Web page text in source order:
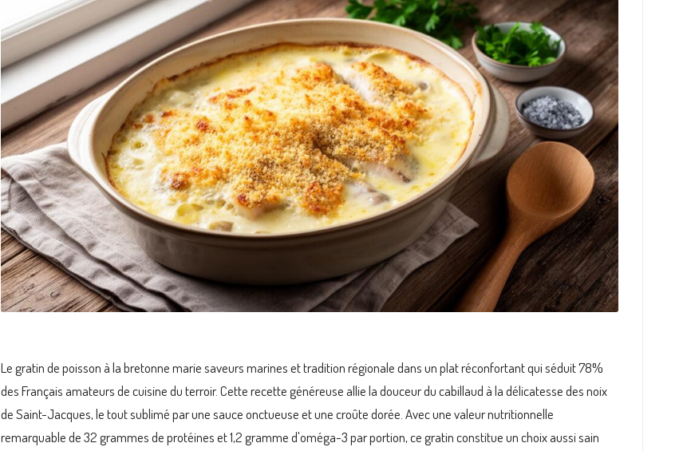
Le gratin de poisson à la bretonne marie saveurs marines et tradition régionale dans un plat réconfortant qui séduit 78%
des Français amateurs de cuisine du terroir. Cette recette généreuse allie la douceur du cabillaud à la délicatesse des noix
de Saint-Jacques, le tout sublimé par une sauce onctueuse et une croûte dorée. Avec une valeur nutritionnelle
remarquable de 32 grammes de protéines et 1,2 gramme d'oméga-3 par portion, ce gratin constitue un choix aussi sain